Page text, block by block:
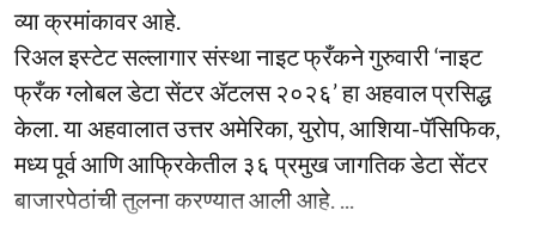
व्या क्रमांकावर आहे.
रिअल इस्टेट सल्लागार संस्था नाइट फ्रँकने गुरुवारी ‘नाइट
फ्रँक ग्लोबल डेटा सेंटर ॲटलस २०२६’ हा अहवाल प्रसिद्ध
केला. या अहवालात उत्तर अमेरिका, युरोप, आशिया-पॅसिफिक,
मध्य पूर्व आणि आफ्रिकेतील ३६ प्रमुख जागतिक डेटा सेंटर
बाजारपेठांची तुलना करण्यात आली आहे. ...